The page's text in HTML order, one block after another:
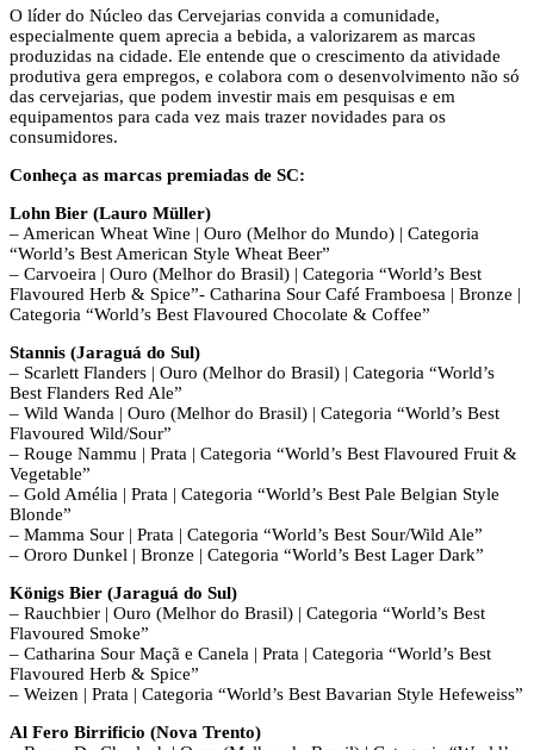
O líder do Núcleo das Cervejarias convida a comunidade,
especialmente quem aprecia a bebida, a valorizarem as marcas
produzidas na cidade. Ele entende que o crescimento da atividade
produtiva gera empregos, e colabora com o desenvolvimento não só
das cervejarias, que podem investir mais em pesquisas e em
equipamentos para cada vez mais trazer novidades para os
consumidores.
Conheça as marcas premiadas de SC:
Lohn Bier (Lauro Müller)
– American Wheat Wine | Ouro (Melhor do Mundo) | Categoria
“World’s Best American Style Wheat Beer”
– Carvoeira | Ouro (Melhor do Brasil) | Categoria “World’s Best
Flavoured Herb & Spice”- Catharina Sour Café Framboesa | Bronze |
Categoria “World’s Best Flavoured Chocolate & Coffee”
Stannis (Jaraguá do Sul)
– Scarlett Flanders | Ouro (Melhor do Brasil) | Categoria “World’s
Best Flanders Red Ale”
– Wild Wanda | Ouro (Melhor do Brasil) | Categoria “World’s Best
Flavoured Wild/Sour”
– Rouge Nammu | Prata | Categoria “World’s Best Flavoured Fruit &
Vegetable”
– Gold Amélia | Prata | Categoria “World’s Best Pale Belgian Style
Blonde”
– Mamma Sour | Prata | Categoria “World’s Best Sour/Wild Ale”
– Ororo Dunkel | Bronze | Categoria “World’s Best Lager Dark”
Königs Bier (Jaraguá do Sul)
– Rauchbier | Ouro (Melhor do Brasil) | Categoria “World’s Best
Flavoured Smoke”
– Catharina Sour Maçã e Canela | Prata | Categoria “World’s Best
Flavoured Herb & Spice”
– Weizen | Prata | Categoria “World’s Best Bavarian Style Hefeweiss”
Al Fero Birrificio (Nova Trento)